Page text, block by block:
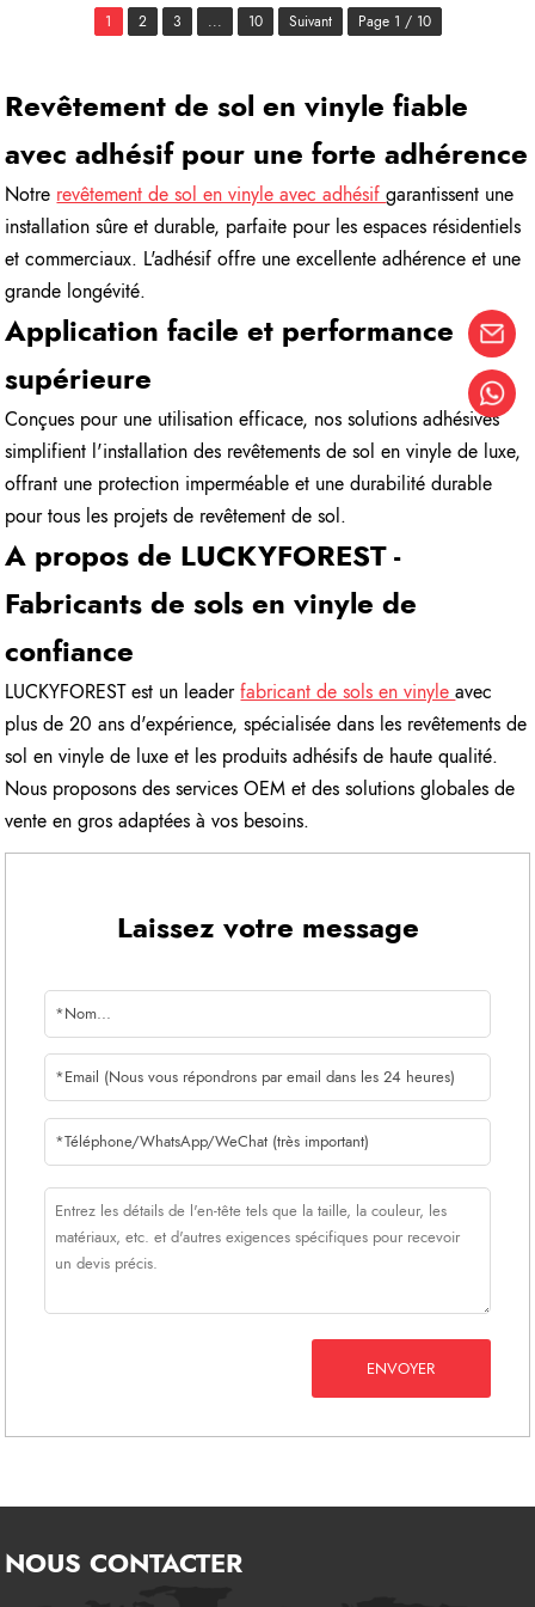
1 2 3 ... 10 Suivant Page 1 / 10
Revêtement de sol en vinyle fiable
avec adhésif pour une forte adhérence
Notre revêtement de sol en vinyle avec adhésifgarantissent une
installation sûre et durable, parfaite pour les espaces résidentiels
et commerciaux. L'adhésif offre une excellente adhérence et une
grande longévité.
Application facile et performance
supérieure
Conçues pour une utilisation efficace, nos solutions adhésives
simplifient l'installation des revêtements de sol en vinyle de luxe,
offrant une protection imperméable et une durabilité durable
pour tous les projets de revêtement de sol.
A propos de LUCKYFOREST -
Fabricants de sols en vinyle de
confiance
LUCKYFOREST est un leaderfabricant de sols en vinyleavec
plus de 20 ans d'expérience, spécialisée dans les revêtements de
sol en vinyle de luxe et les produits adhésifs de haute qualité.
Nous proposons des services OEM et des solutions globales de
vente en gros adaptées à vos besoins.
Laissez votre message
ENVOYER
NOUS CONTACTER